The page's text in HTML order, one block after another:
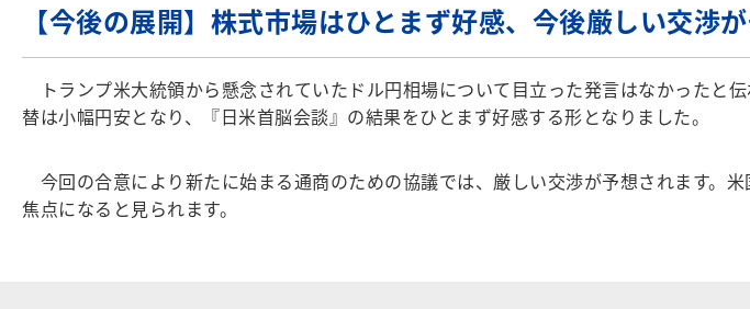
【今後の展開】株式市場はひとまず好感、今後厳しい交渉
トランプ米大統領から懸念されていたドル円相場について目立った発言はなかったと
替は小幅円安となり、『日米首脳会談』の結果をひとまず好感する形となりました。
今回の合意により新たに始まる通商のための協議では、厳しい交渉が予想されます。
焦点になると見られます。